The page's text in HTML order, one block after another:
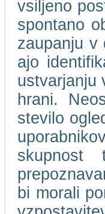
vsiljeno
spontano
zaupanju v
ajo
ustvarjanju
hrani.
stevilo
skupnost
bi morali